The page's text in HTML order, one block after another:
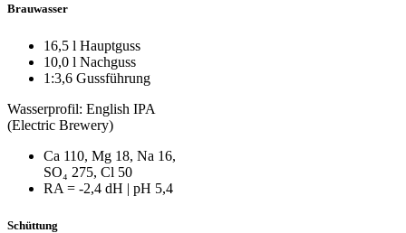
Brauwasser
16,5 l Hauptguss
10,0 l Nachguss
1:3,6 Gussführung
Wasserprofil: English IPA
(Electric Brewery)
Ca 110, Mg 18, Na 16,
SO₄ 275, Cl 50
RA = ‑2,4 dH | pH 5,4
Schüttung